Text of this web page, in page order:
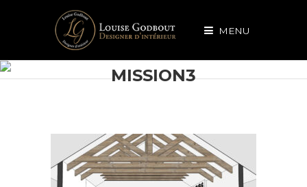
MENU
MISSION3